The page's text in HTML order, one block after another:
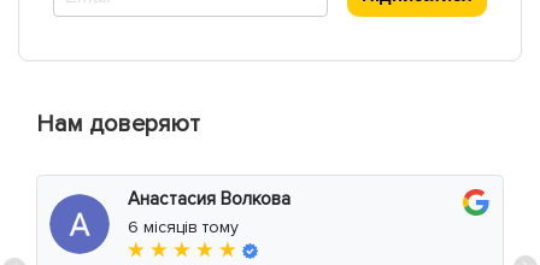
Нам доверяют
Анастасия Волкова
6 місяців тому
★ ★ ★ ★ ★